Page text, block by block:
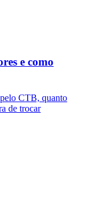
e como
CTB, quanto
de trocar